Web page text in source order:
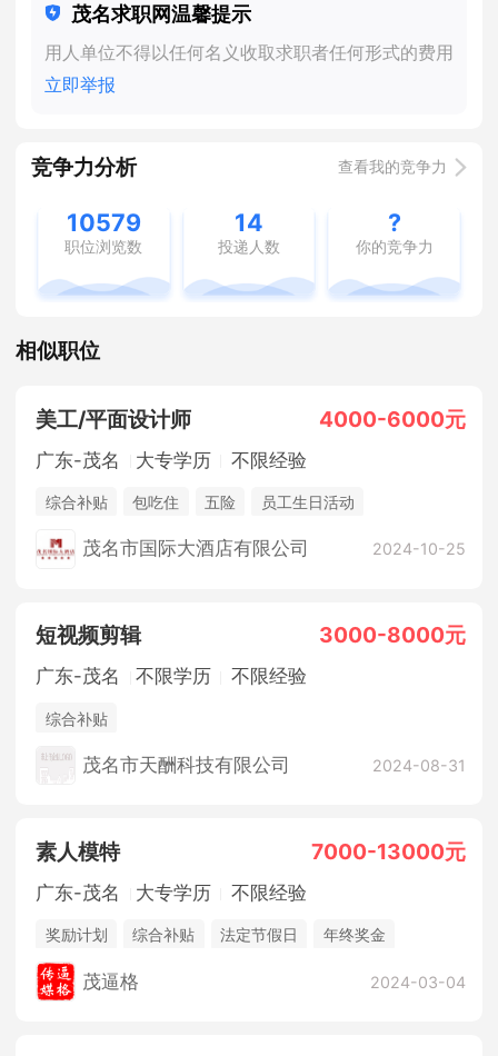
茂名求职网温馨提示
用人单位不得以任何名义收取求职者任何形式的费用
立即举报
竞争力分析 查看我的竞争力
10579
职位浏览数
14
投递人数
?
你的竞争力
相似职位
美工/平面设计师 4000-6000元
广东-茂名 大专学历 不限经验
综合补贴 包吃住 五险
员工生日活动
年度优秀员工旅游
年度评估升资
茂名市国际大酒店有限公司 2024-10-25
短视频剪辑 3000-8000元
广东-茂名 不限学历 不限经验
综合补贴
茂名市天酬科技有限公司 2024-08-31
素人模特 7000-13000元
广东-茂名 大专学历 不限经验
奖励计划 综合补贴 法定节假日
年终奖金
五险一金
茂逼格 2024-03-04